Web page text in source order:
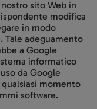
sito Web in
modifica
in modo
Tale adeguamento
a Google
informatico
da Google
momento
software.